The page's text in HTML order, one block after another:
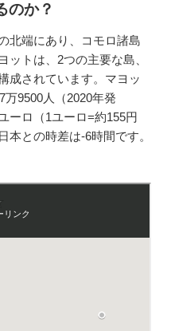
のか？
北端にあり、コモロ諸島
ットは、2つの主要な島、
成されています。マヨッ
万9500人（2020年発
ーロ（1ユーロ=約155円
との時差は-6時間です。